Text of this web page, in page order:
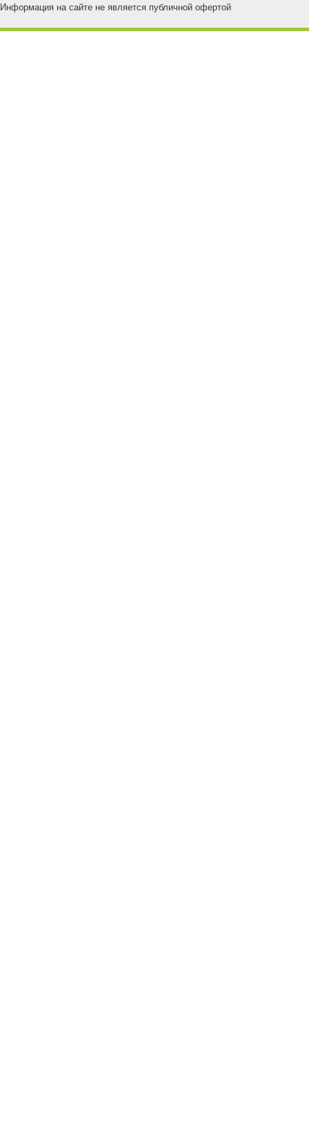
Информация на сайте не является публичной офертой